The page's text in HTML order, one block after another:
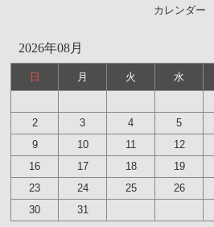
カレンダー
2026年08月
日 月 火 水
2
3 4 5
9
10 11 12
16
17 18 19
23
24 25 26
30
31